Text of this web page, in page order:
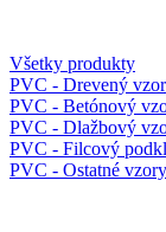
Všetky produkty
PVC - Drevený vzor
PVC - Betónový
PVC - Dlažbový
PVC - Filcový
PVC - Ostatné vzory